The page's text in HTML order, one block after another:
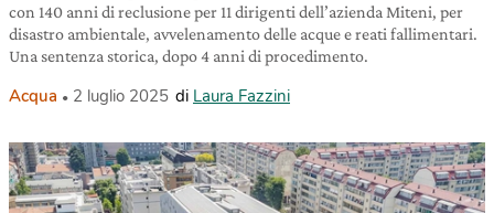
con 140 anni di reclusione per 11 dirigenti dell’azienda Miteni, per
disastro ambientale, avvelenamento delle acque e reati fallimentari.
Una sentenza storica, dopo 4 anni di procedimento.
Acqua 2 luglio 2025 di Laura Fazzini